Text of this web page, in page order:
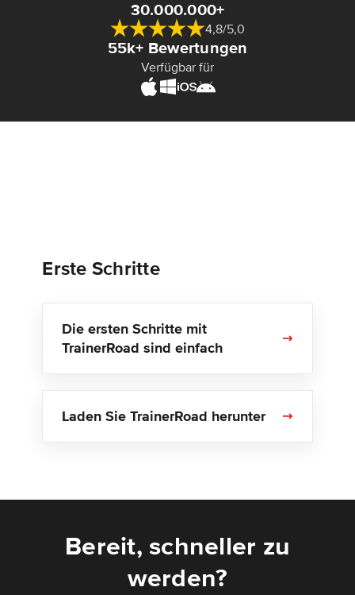
30.000.000+
4,8/5,0
55k+ Bewertungen
Verfügbar für
Erste Schritte
Die ersten Schritte mit
TrainerRoad sind einfach
Laden Sie TrainerRoad herunter
Bereit, schneller zu
werden?